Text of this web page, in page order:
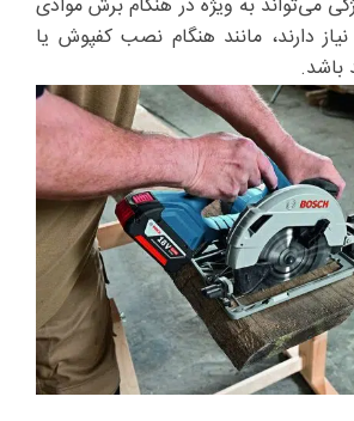
دارند، مانند هنگام نصب کفپوش یا